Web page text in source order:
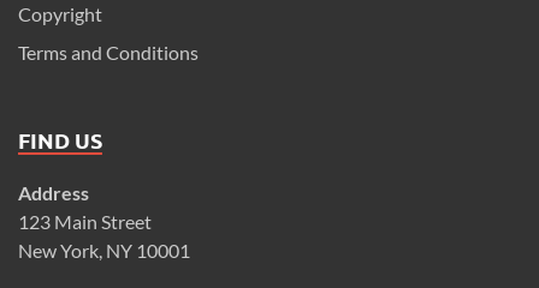
Copyright
Terms and Conditions
FIND US
Address
123 Main Street
New York, NY 10001